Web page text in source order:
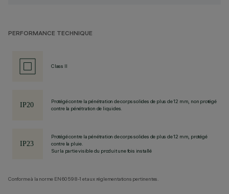
PERFORMANCE TECHNIQUE
Class II
Protégé contre la pénétration de corps solides de plus de 12 mm, non protégé
contre la pénétration de liquides.
Protégé contre la pénétration de corps solides de plus de 12 mm, protégé
contre la pluie.
Sur la partie visible du produit une fois installé
Conforme à la norme EN60598-1 et aux réglementations pertinentes.